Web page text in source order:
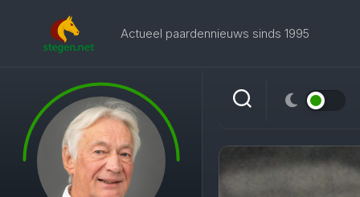
Actueel paardennieuws sinds 1995